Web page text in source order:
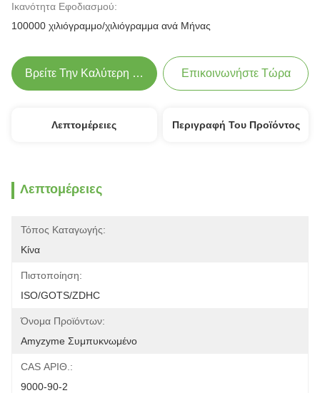
Ικανότητα Εφοδιασμού:
100000 χιλιόγραμμο/χιλιόγραμμα ανά Μήνας
Βρείτε Την Καλύτερη Τιμή Επικοινωνήστε Τώρα
Λεπτομέρειες Περιγραφή Του Προϊόντος
Λεπτομέρειες
Τόπος Καταγωγής:
Κίνα
Πιστοποίηση:
ISO/GOTS/ZDHC
Όνομα Προϊόντων:
Amyzyme Συμπυκνωμένο
CAS ΑΡΙΘ.:
9000-90-2